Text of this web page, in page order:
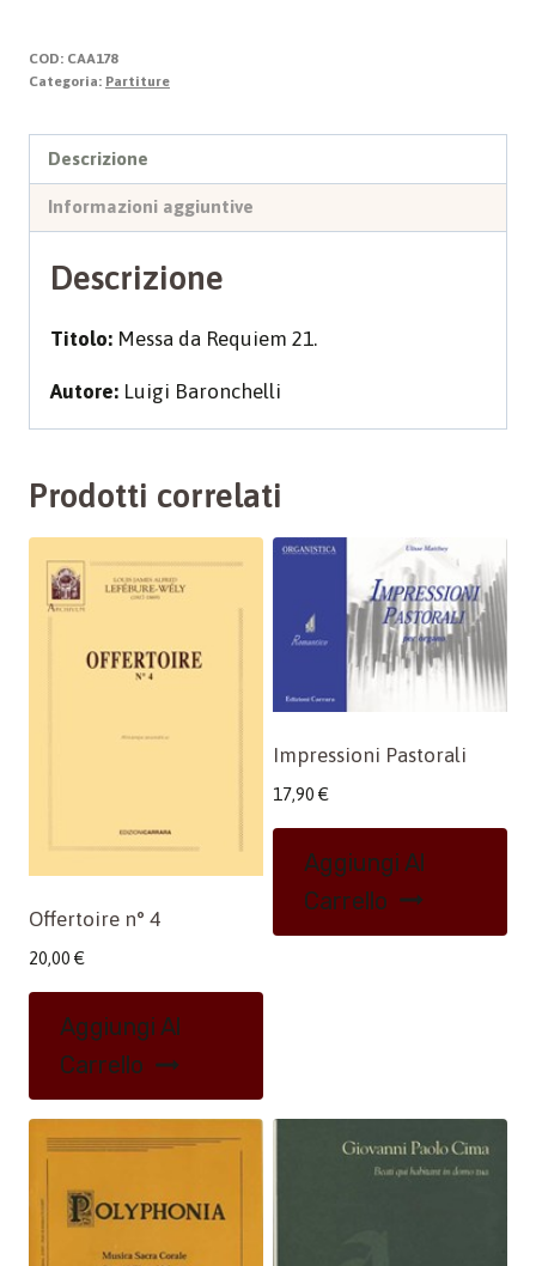
quantità
COD: CAA178
Categoria: Partiture
Descrizione
Informazioni aggiuntive
Descrizione
Titolo: Messa da Requiem 21.
Autore: Luigi Baronchelli
Prodotti correlati
Offertoire n° 4
20,00 €
Aggiungi Al
Carrello
Impressioni Pastorali
17,90 €
Aggiungi Al
Carrello